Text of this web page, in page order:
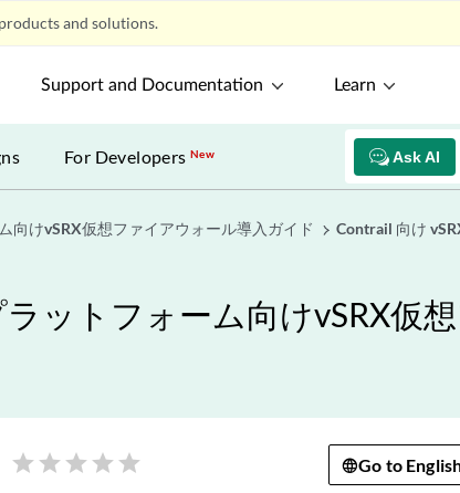
and solutions.
Support and Documentation Learn
Ask AI
For DevelopersNew
向けvSRX仮想ファイアウォール導入ガイド
Contrail 向け
ットフォーム向けvSRX仮
star star star star star Go to